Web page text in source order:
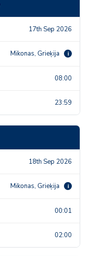
17th Sep 2026
Mikonas, Grieķija i
08:00
23:59
18th Sep 2026
Mikonas, Grieķija i
00:01
02:00